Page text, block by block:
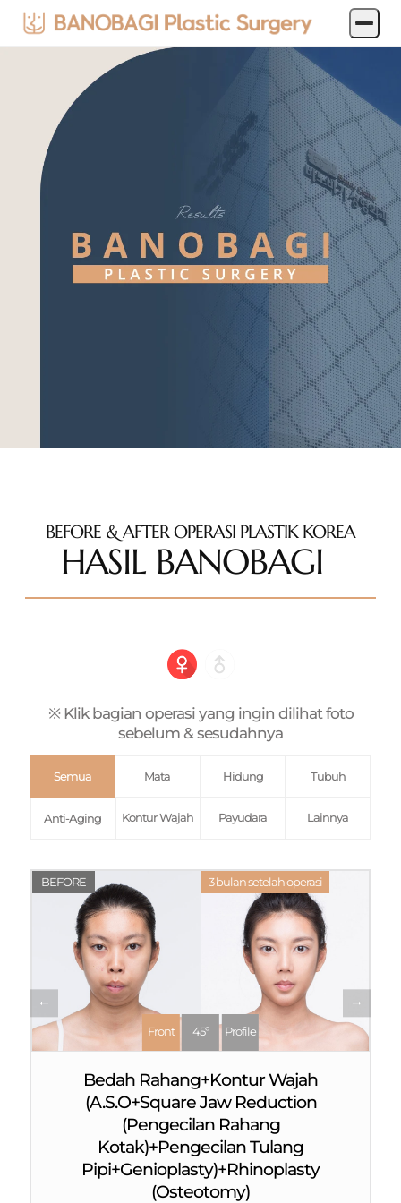
BEFORE & AFTER OPERASI PLASTIK KOREA
HASIL BANOBAGI
※ Klik bagian operasi yang ingin dilihat foto
sebelum & sesudahnya
Semua Mata Hidung Tubuh
Anti-Aging Kontur Wajah Payudara Lainnya
BEFORE 3 bulan setelah operasi
Front 45º Profile
Bedah Rahang+Kontur Wajah
(A.S.O+Square Jaw Reduction
(Pengecilan Rahang
Kotak)+Pengecilan Tulang
Pipi+Genioplasty)+Rhinoplasty
(Osteotomy)